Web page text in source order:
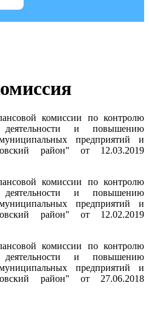
комиссии по контролю
деятельности и повышению
предприятий и
район" от 12.03.2019
комиссии по контролю
деятельности и повышению
предприятий и
район" от 12.02.2019
комиссии по контролю
деятельности и повышению
предприятий и
район" от 27.06.2018